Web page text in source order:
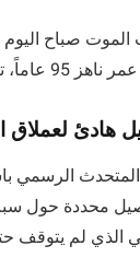
صباح اليوم
إرثاً فنياً يمتد لأكثر من ستة عقود من الإبداع الخالص.
هادئ لعملاق
المتحدث الرسمي
محددة حول سبب
الذي لم يتوقف